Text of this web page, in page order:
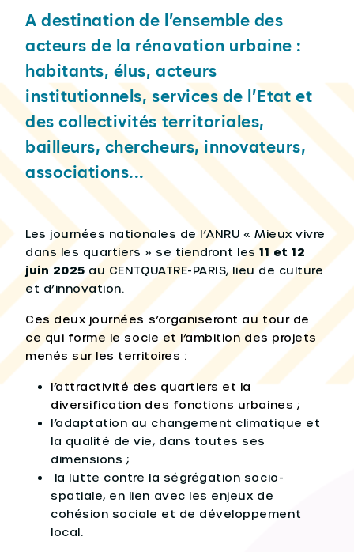
A destination de l’ensemble des
acteurs de la rénovation urbaine :
habitants, élus, acteurs
institutionnels, services de l’Etat et
des collectivités territoriales,
bailleurs, chercheurs, innovateurs,
associations...
Les journées nationales de l’ANRU « Mieux vivre
dans les quartiers » se tiendront les11 et 12
juin 2025 au CENTQUATRE-PARIS, lieu de culture
et d’innovation.
Ces deux journées s’organiseront au tour de
ce qui forme le socle et l’ambition des projets
menés sur les territoires :
l’attractivité des quartiers et la
diversification des fonctions urbaines ;
l’adaptation au changement climatique et
la qualité de vie, dans toutes ses
dimensions ;
la lutte contre la ségrégation socio-
spatiale, en lien avec les enjeux de
cohésion sociale et de développement
local.